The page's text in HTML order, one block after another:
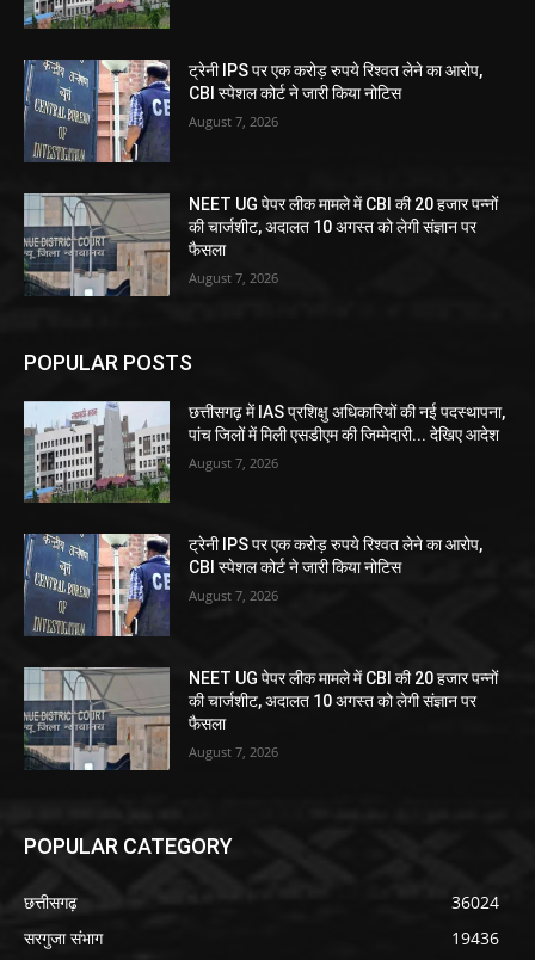
ट्रेनी IPS पर एक करोड़ रुपये रिश्वत लेने का आरोप,
CBI स्पेशल कोर्ट ने जारी किया नोटिस
August 7, 2026
NEET UG पेपर लीक मामले में CBI की 20 हजार पन्नों
की चार्जशीट, अदालत 10 अगस्त को लेगी संज्ञान पर
फैसला
August 7, 2026
POPULAR POSTS
छत्तीसगढ़ में IAS प्रशिक्षु अधिकारियों की नई पदस्थापना,
पांच जिलों में मिली एसडीएम की जिम्मेदारी... देखिए आदेश
August 7, 2026
ट्रेनी IPS पर एक करोड़ रुपये रिश्वत लेने का आरोप,
CBI स्पेशल कोर्ट ने जारी किया नोटिस
August 7, 2026
NEET UG पेपर लीक मामले में CBI की 20 हजार पन्नों
की चार्जशीट, अदालत 10 अगस्त को लेगी संज्ञान पर
फैसला
August 7, 2026
POPULAR CATEGORY
छत्तीसगढ़
36024
सरगुजा संभाग
19436